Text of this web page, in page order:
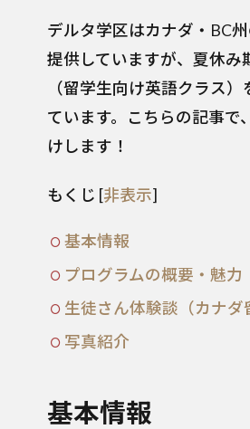
デルタ学区はカナダ・BC
提供していますが、夏休み
（留学生向け英語クラス
ています。こちらの記事で
けします！
もくじ [非表示]
基本情報
プログラムの概要・魅力
生徒さん体験談（カナダ
写真紹介
基本情報